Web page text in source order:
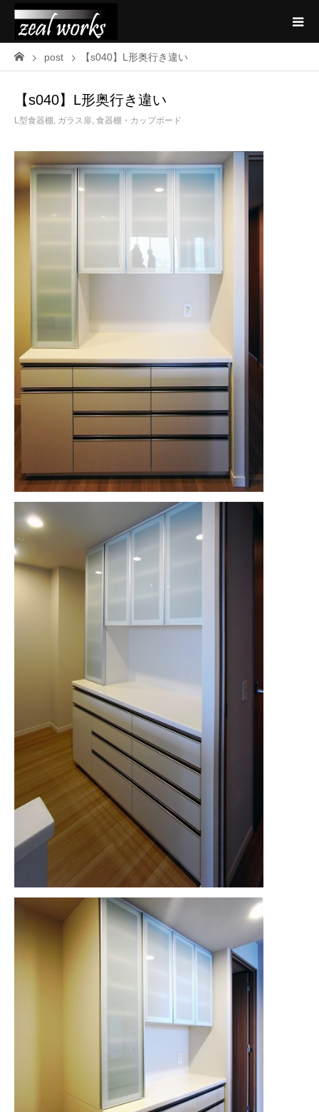
post 【s040】L形奥行き違い
【s040】L形奥行き違い
L型食器棚 , ガラス扉, 食器棚・カップボード